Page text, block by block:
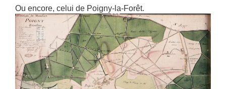
Ou encore, celui de Poigny-la-Forêt.